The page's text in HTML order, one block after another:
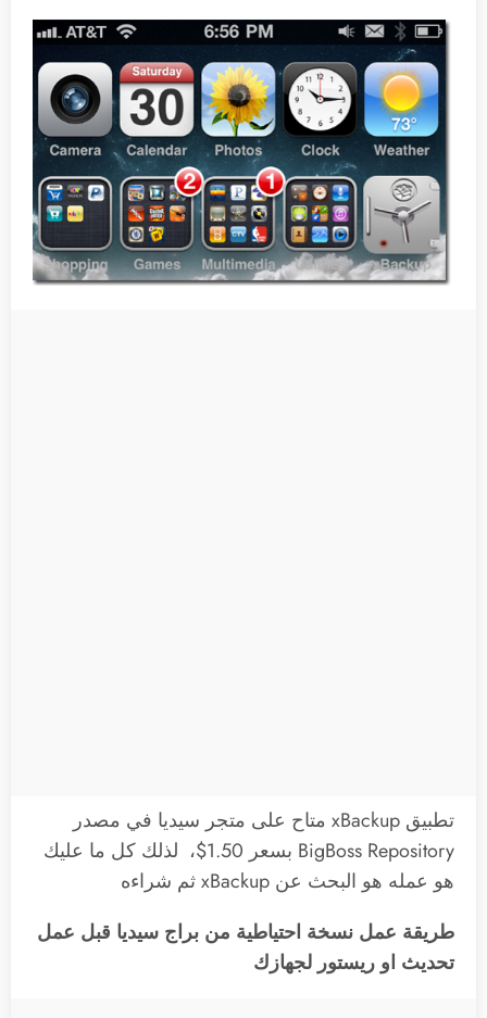
تطبيق xBackup متاح على متجر سيديا في مصدر
BigBoss Repository بسعر ‪$‬1‪.‬50، لذلك كل ما عليك
هو عمله هو البحث عن xBackup ثم شراءه
طريقة عمل نسخة احتياطية من براج سيديا قبل عمل
تحديث او ريستور لجهازك